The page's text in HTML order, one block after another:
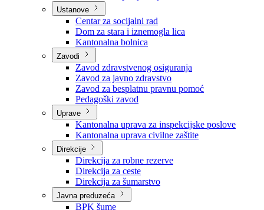
Služba za odnose s javnošću
Služba za zajedničke poslove
Služba za zapošljavanje
Ustanove
Centar za socijalni rad
Dom za stara i iznemogla lica
Kantonalna bolnica
Zavodi
Zavod zdravstvenog osiguranja
Zavod za javno zdravstvo
Zavod za besplatnu pravnu pomoć
Pedagoški zavod
Uprave
Kantonalna uprava za inspekcijske poslove
Kantonalna uprava civilne zaštite
Direkcije
Direkcija za robne rezerve
Direkcija za ceste